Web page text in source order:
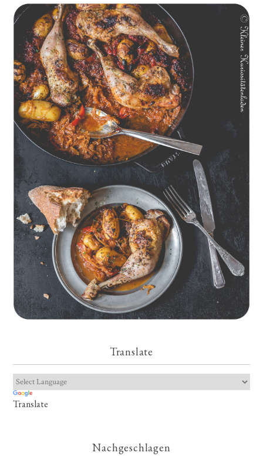
Geschmorte Hähnchenschenkel auf Paprikakraut und kleinen
Kartoffeln
Translate
Translate
Nachgeschlagen